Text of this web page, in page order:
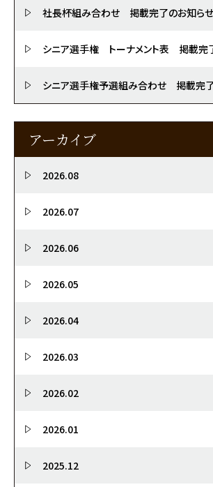
社長杯組み合わせ 掲載完了のお知らせ
シニア選手権 トーナメント表 掲載完
シニア選手権予選組み合わせ 掲載完
アーカイブ
2026.08
2026.07
2026.06
2026.05
2026.04
2026.03
2026.02
2026.01
2025.12